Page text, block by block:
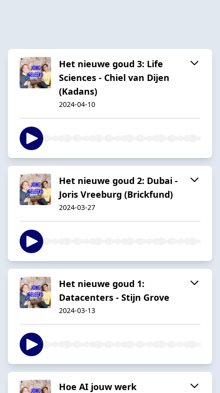
Het nieuwe goud 3: Life
Sciences - Chiel van Dijen
(Kadans)
2024-04-10
Het nieuwe goud 2: Dubai -
Joris Vreeburg (Brickfund)
2024-03-27
Het nieuwe goud 1:
Datacenters - Stijn Grove
2024-03-13
Hoe AI jouw werk